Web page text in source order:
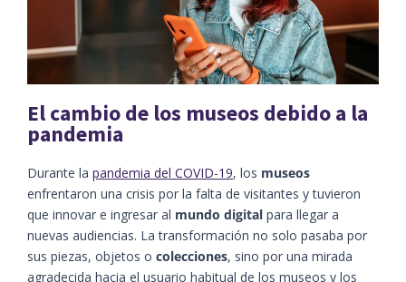
El cambio de los museos debido a la
pandemia
Durante la pandemia del COVID-19, los museos
enfrentaron una crisis por la falta de visitantes y tuvieron
que innovar e ingresar al mundo digital para llegar a
nuevas audiencias. La transformación no solo pasaba por
sus piezas, objetos o colecciones, sino por una mirada
agradecida hacia el usuario habitual de los museos y los